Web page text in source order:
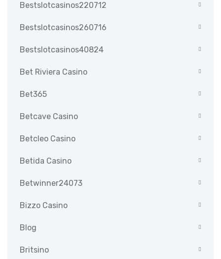
Bestslotcasinos220712
Bestslotcasinos260716
Bestslotcasinos40824
Bet Riviera Casino
Bet365
Betcave Casino
Betcleo Casino
Betida Casino
Betwinner24073
Bizzo Casino
Blog
Britsino